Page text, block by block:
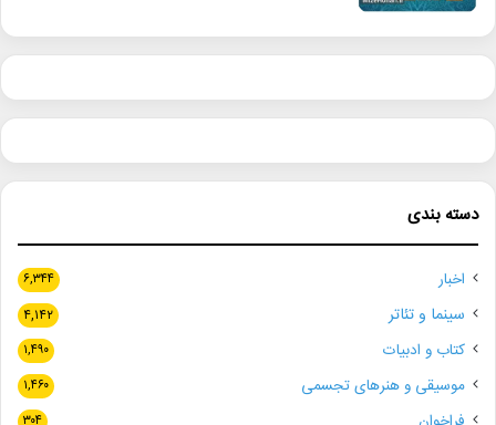
دسته بندی
اخبار ۶,۳۴۴
سینما و تئاتر ۴,۱۴۲
کتاب و ادبیات ۱,۴۹۰
موسیقی و هنرهای تجسمی ۱,۴۶۰